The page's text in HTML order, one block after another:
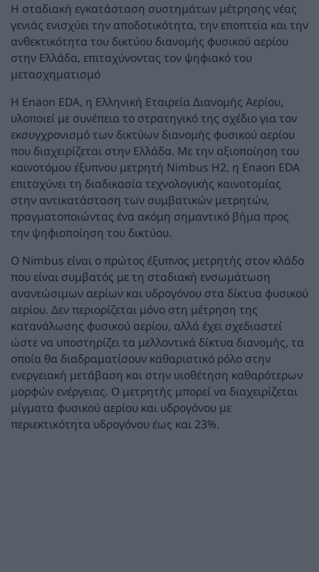
Η σταδιακή εγκατάσταση συστημάτων μέτρησης νέας
γενιάς ενισχύει την αποδοτικότητα, την εποπτεία και την
ανθεκτικότητα του δικτύου διανομής φυσικού αερίου
στην Ελλάδα, επιταχύνοντας τον ψηφιακό του
μετασχηματισμό
Η Enaon EDA, η Ελληνική Εταιρεία Διανομής Αερίου,
υλοποιεί με συνέπεια το στρατηγικό της σχέδιο για τον
εκσυγχρονισμό των δικτύων διανομής φυσικού αερίου
που διαχειρίζεται στην Ελλάδα. Με την αξιοποίηση του
καινοτόμου έξυπνου μετρητή Nimbus H2, η Enaon EDA
επιταχύνει τη διαδικασία τεχνολογικής καινοτομίας
στην αντικατάσταση των συμβατικών μετρητών,
πραγματοποιώντας ένα ακόμη σημαντικό βήμα προς
την ψηφιοποίηση του δικτύου.
O Nimbus είναι ο πρώτος έξυπνος μετρητής στον κλάδο
που είναι συμβατός με τη σταδιακή ενσωμάτωση
ανανεώσιμων αερίων και υδρογόνου στα δίκτυα φυσικού
αερίου. Δεν περιορίζεται μόνο στη μέτρηση της
κατανάλωσης φυσικού αερίου, αλλά έχει σχεδιαστεί
ώστε να υποστηρίζει τα μελλοντικά δίκτυα διανομής, τα
οποία θα διαδραματίσουν καθαριστικό ρόλο στην
ενεργειακή μετάβαση και στην υιοθέτηση καθαρότερων
μορφών ενέργειας. O μετρητής μπορεί να διαχειρίζεται
μίγματα φυσικού αερίου και υδρογόνου με
περιεκτικότητα υδρογόνου έως και 23%.